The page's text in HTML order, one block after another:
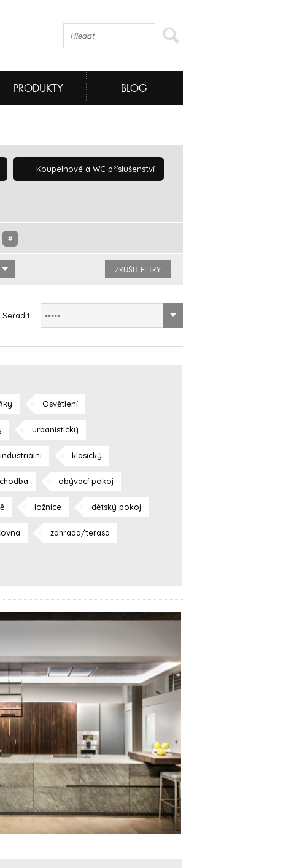
PRODUKTY BLOG
Koupelnové a WC příslušenství
#
ZRUŠIT FILTRY
Seřadit: -----
Osvětlení
urbanistický
industriální klasický
obývací pokoj
ložnice dětský pokoj
zahrada/terasa